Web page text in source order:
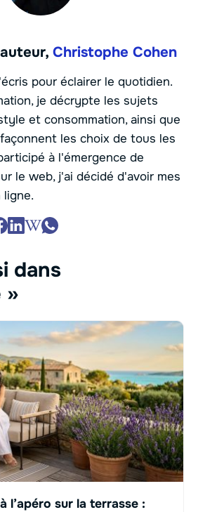
Christophe Cohen
pour éclairer le quotidien.
je décrypte les sujets
et consommation, ainsi que
les choix de tous les
à l'émergence de
le web, j'ai décidé d'avoir mes
ligne.
dans
»
l’apéro sur la terrasse :